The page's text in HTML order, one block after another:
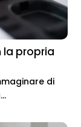
la propria
di